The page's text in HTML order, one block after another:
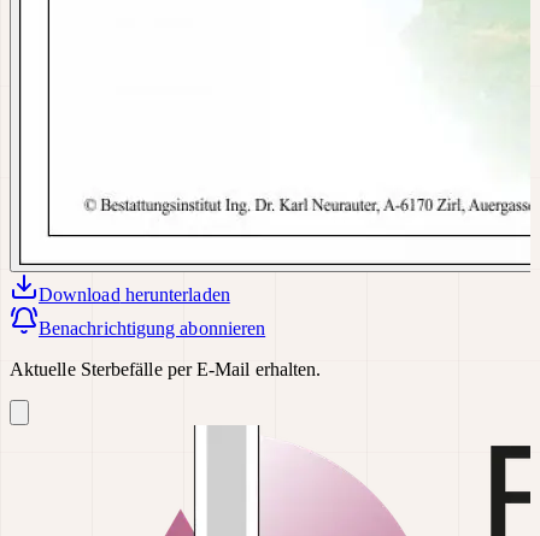
Download herunterladen
Benachrichtigung abonnieren
Aktuelle Sterbefälle per E-Mail erhalten.